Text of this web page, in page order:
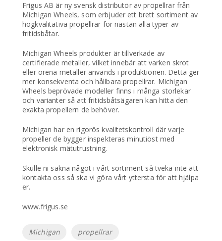
Frigus AB är ny svensk distributör av propellrar från
Michigan Wheels, som erbjuder ett brett sortiment av
högkvalitativa propellrar för nästan alla typer av
fritidsbåtar.
Michigan Wheels produkter är tillverkade av
certifierade metaller, vilket innebär att varken skrot
eller orena metaller används i produktionen. Detta ger
mer konsekventa och hållbara propellrar. Michigan
Wheels beprövade modeller finns i många storlekar
och varianter så att fritidsbåtsägaren kan hitta den
exakta propellern de behöver.
Michigan har en rigorös kvalitetskontroll där varje
propeller de bygger inspekteras minutiöst med
elektronisk mätutrustning.
Skulle ni sakna något i vårt sortiment så tveka inte att
kontakta oss så ska vi göra vårt yttersta för att hjälpa
er.
www.frigus.se
Etiketter
Michigan propellrar